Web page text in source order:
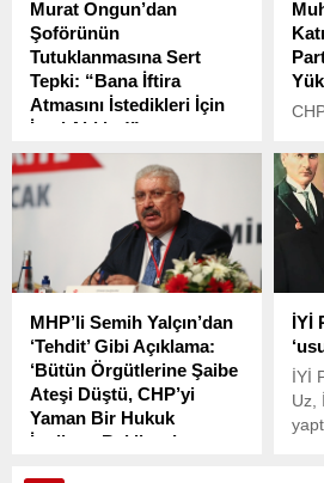
Murat Ongun’dan
Şoförünün
Tutuklanmasına Sert
Tepki: “Bana İftira
Atmasını İstedikleri İçin
İçeri Aldılar!”
İstanbul Büyükşehir
Belediyesi (İBB) iştiraki
Medya A.Ş. Yönetim Kurulu
Başkanı Murat Ongun,
İBB’ye yönelik devam eden
operasyonlar kapsamında
Kadir Öztürk’ün cezaevine
konulmasına sert tepki
gösterdi.
MHP’li Semih Yalçın’dan
‘Tehdit’ Gibi Açıklama:
‘Bütün Örgütlerine Şaibe
Ateşi Düştü, CHP’yi
Yaman Bir Hukuk
İmtihanı Bekliyor’
İYİ
İYİ
Uz,